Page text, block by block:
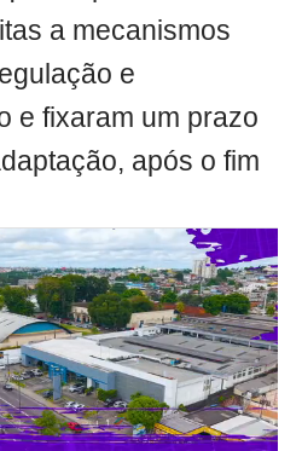
a mecanismos
e
e fixaram um prazo
após o fim